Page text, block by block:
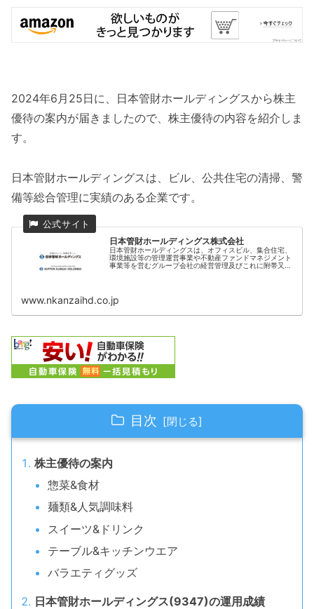
2024年6月25日に、日本管財ホールディングスから株主
優待の案内が届きましたので、株主優待の内容を紹介しま
す。
日本管財ホールディングスは、ビル、公共住宅の清掃、警
備等総合管理に実績のある企業です。
日本管財ホールディングス株式会社
日本管財ホールディングスは、オフィスビル、集合住宅、
環境施設等の管理運営事業や不動産ファンドマネジメント
事業等を営むグループ会社の経営管理及びこれに附帯又は
www.nkanzaihd.co.jp
目次
株主優待の案内
惣菜&食材
麺類&人気調味料
スイーツ&ドリンク
テーブル&キッチンウエア
バラエティグッズ
日本管財ホールディングス(9347)の運用成績